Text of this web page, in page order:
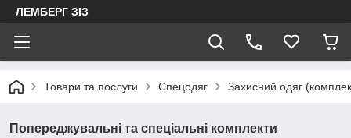
ЛЕМБЕРГ ЗІЗ
Товари та послуги Спецодяг Захисний одяг
Попереджувальні та спеціальні комплекти